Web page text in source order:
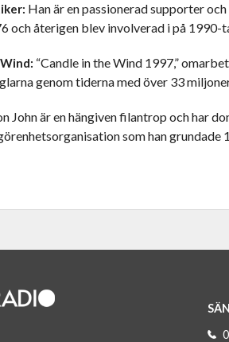
Han är en passionerad supporter
och återigen blev involverad i på 1990-
“Candle in the Wind 1997,”
genom tiderna med över 33
John är en hängiven filantrop och har
som han grundade